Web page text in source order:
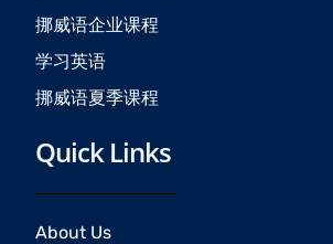
挪威语企业课程
学习英语
挪威语夏季课程
Quick Links
About Us